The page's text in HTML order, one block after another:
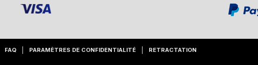
FAQ PARAMÈTRES DE CONFIDENTIALITÉ RETRACTATION